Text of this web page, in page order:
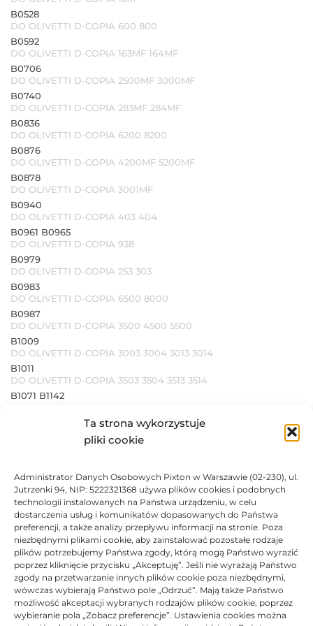
Ta strona wykorzystuje
pliki cookie
Administrator Danych Osobowych Pixton w Warszawie (02-230), ul.
Jutrzenki 94, NIP: 5222321368 używa plików cookies i podobnych
technologii instalowanych na Państwa urządzeniu, w celu
dostarczenia usług i komunikatów dopasowanych do Państwa
preferencji, a także analizy przepływu informacji na stronie. Poza
niezbędnymi plikami cookie, aby zainstalować pozostałe rodzaje
plików potrzebujemy Państwa zgody, którą mogą Państwo wyrazić
poprzez kliknięcie przycisku „Akceptuję”. Jeśli nie wyrażają Państwo
zgody na przetwarzanie innych plików cookie poza niezbędnymi,
wówczas wybierają Państwo pole „Odrzuć”. Mają także Państwo
możliwość akceptacji wybranych rodzajów plików cookie, poprzez
wybieranie pola „Zobacz preferencje”. Ustawienia cookies można
B0528
DO OLIVETTI D-COPIA 600 800
B0592
DO OLIVETTI D-COPIA 163MF 164MF
B0706
DO OLIVETTI D-COPIA 2500MF 3000MF
B0740
DO OLIVETTI D-COPIA 283MF 284MF
B0836
DO OLIVETTI D-COPIA 6200 8200
B0876
DO OLIVETTI D-COPIA 4200MF 5200MF
B0878
DO OLIVETTI D-COPIA 3001MF
B0940
DO OLIVETTI D-COPIA 403 404
B0961 B0965
DO OLIVETTI D-COPIA 938
B0979
DO OLIVETTI D-COPIA 253 303
B0983
DO OLIVETTI D-COPIA 6500 8000
B0987
DO OLIVETTI D-COPIA 3500 4500 5500
B1009
DO OLIVETTI D-COPIA 3003 3004 3013 3014
B1011
DO OLIVETTI D-COPIA 3503 3504 3513 3514
B1071 B1142
DO OLIVETTI D-COPIA 5004 6004
B1088
DO OLIVETTI D-COPIA 3002
B1089
DO OLIVETTI D-COPIA 3502
B1228 B1229 B1230
DO OLIVETTI PG L2545 PG L2550 PG L2555
B1230
DO OLIVETTI D-COPIA 5514 6014
B1233
DO OLIVETTI D-COPIA 3524 PG L2535
B1234